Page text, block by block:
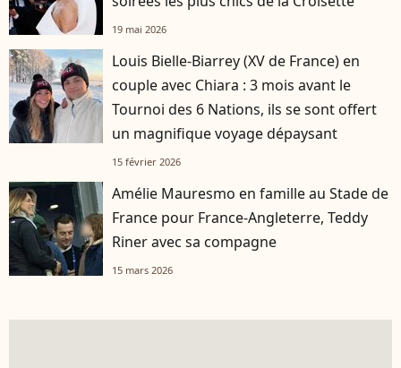
19 mai 2026
Louis Bielle-Biarrey (XV de France) en
couple avec Chiara : 3 mois avant le
Tournoi des 6 Nations, ils se sont offert
un magnifique voyage dépaysant
15 février 2026
Amélie Mauresmo en famille au Stade de
France pour France-Angleterre, Teddy
Riner avec sa compagne
15 mars 2026